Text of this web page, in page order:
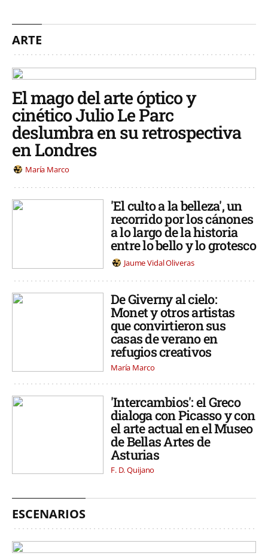
ARTE
El mago del arte óptico y
cinético Julio Le Parc
deslumbra en su retrospectiva
en Londres
María Marco
'El culto a la belleza', un
recorrido por los cánones
a lo largo de la historia
entre lo bello y lo grotesco
Jaume Vidal Oliveras
De Giverny al cielo:
Monet y otros artistas
que convirtieron sus
casas de verano en
refugios creativos
María Marco
'Intercambios': el Greco
dialoga con Picasso y con
el arte actual en el Museo
de Bellas Artes de
Asturias
F. D. Quijano
ESCENARIOS